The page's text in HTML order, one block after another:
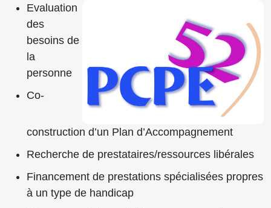
Evaluation
des
besoins de
la
personne
Co-
construction d’un Plan d’Accompagnement
Recherche de prestataires/ressources libérales
Financement de prestations spécialisées propres
à un type de handicap